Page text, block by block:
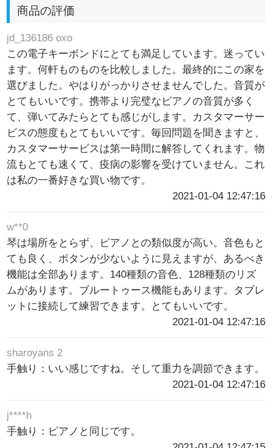
商品の評価
jd_136186 oxo
この電子キーボンドにとても満足しています。迷ってい
ます。何軒ものものを比較しました。最終的にこの家を
選びました。やはりがっかりさせませんでした。音質が
とてもいいです。携帯より完璧なピアノの音質が多く
て、弾いてみたらとても感じがします。カスタマーサー
ビスの態度もとてもいいです。毎回問題を聞きますと、
カスタマーサービスは第一時間に解答してくれます。物
流もとても速くて、疫病の影響を受けていません。これ
は私の一番好きな買い物です。
2021-01-04 12:47:16
w**0
琴は場所をとらず、ピアノとの類似度が高い。音色もと
ても良く、ボタンが少ないように見えますが、あるべき
機能は全部あります。140種類の音色、128種類のリズ
ムがあります。ブルートゥース機能もあります。タブレ
ットに接続して練習できます。とてもいいです。
2021-01-04 12:47:16
sharoyans 2
手触り：いい感じですね。そして重力を調節できます。
2021-01-04 12:47:16
j****h
手触り：ピアノと同じです。